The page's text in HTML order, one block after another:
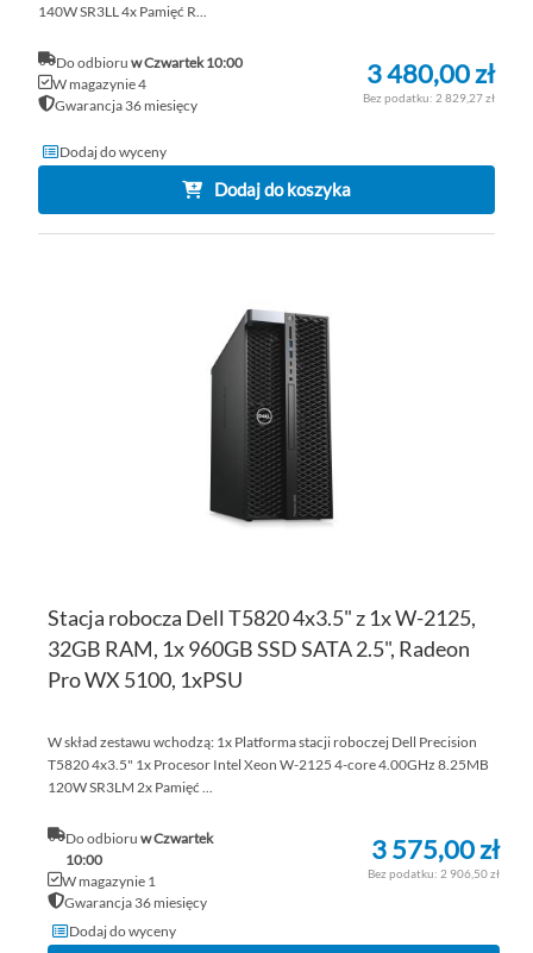
140W SR3LL 4x Pamięć R...
Do odbioru w Czwartek 10:00
W magazynie 4
Gwarancja 36 miesięcy
3 480,00 zł
2 829,27 zł
Dodaj do wyceny
Dodaj do koszyka
Stacja robocza Dell T5820 4x3.5" z 1x W-2125,
32GB RAM, 1x 960GB SSD SATA 2.5", Radeon
Pro WX 5100, 1xPSU
W skład zestawu wchodzą: 1x Platforma stacji roboczej Dell Precision
T5820 4x3.5" 1x Procesor Intel Xeon W-2125 4-core 4.00GHz 8.25MB
120W SR3LM 2x Pamięć ...
Do odbioruw Czwartek
10:00
W magazynie 1
Gwarancja 36 miesięcy
3 575,00 zł
2 906,50 zł
Dodaj do wyceny